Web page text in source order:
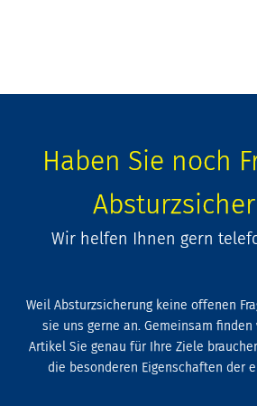
Haben Sie noch
Wir helfen Ihnen gern
Weil Absturzsicherung keine offenen
sie uns gerne an. Gemeinsam finden
Artikel Sie genau für Ihre Ziele
die besonderen Eigenschaften der